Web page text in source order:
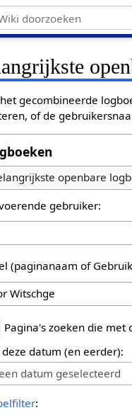
gecombineerde
of de
openbare
gebruiker:
(paginanaam of
Pagina's zoeken die met
deze datum (en eerder):
datum geselecteerd
: